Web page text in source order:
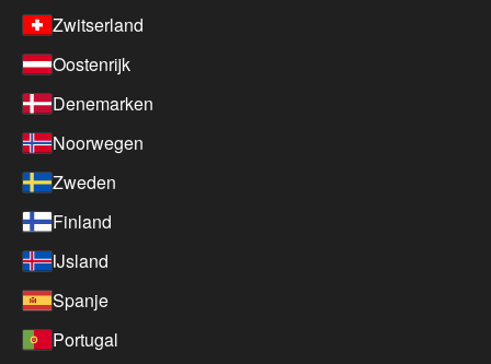
Zwitserland
Oostenrijk
Denemarken
Noorwegen
Zweden
Finland
IJsland
Spanje
Portugal